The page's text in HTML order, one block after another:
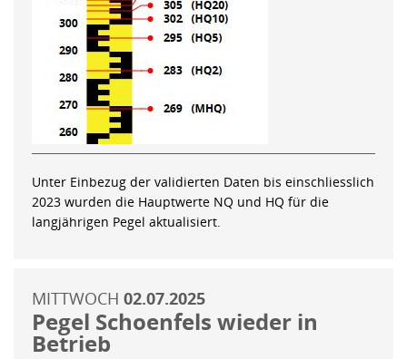
Unter Einbezug der validierten Daten bis einschliesslich
2023 wurden die Hauptwerte NQ und HQ für die
langjährigen Pegel aktualisiert.
MITTWOCH 02.07.2025
Pegel Schoenfels wieder in
Betrieb